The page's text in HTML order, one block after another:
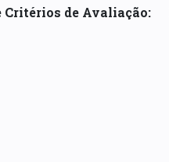
Critérios de Avaliação: